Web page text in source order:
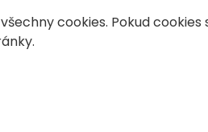
cookies. Pokud cookies